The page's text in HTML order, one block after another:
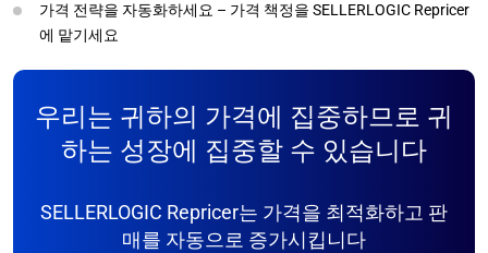
가격 전략을 자동화하세요 – 가격 책정을 SELLERLOGIC Repricer
에 맡기세요
우리는 귀하의 가격에 집중하므로 귀
하는 성장에 집중할 수 있습니다
SELLERLOGIC Repricer는 가격을 최적화하고 판
매를 자동으로 증가시킵니다